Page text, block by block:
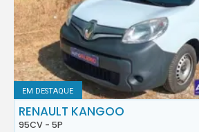
EM DESTAQUE
RENAULT KANGOO
95CV - 5P